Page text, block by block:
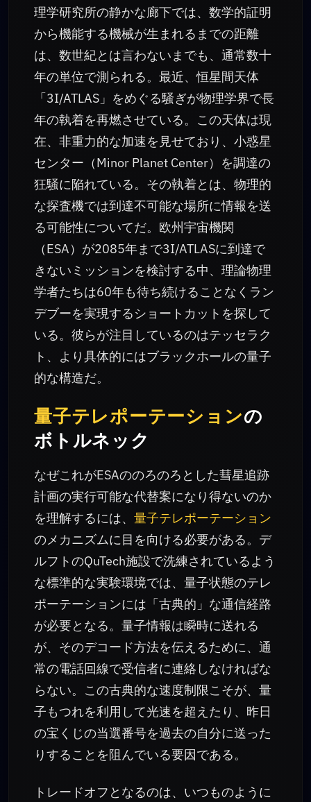
理学研究所の静かな廊下では、数学的証明
から機能する機械が生まれるまでの距離
は、数世紀とは言わないまでも、通常数十
年の単位で測られる。最近、恒星間天体
「3I/ATLAS」をめぐる騒ぎが物理学界で長
年の執着を再燃させている。この天体は現
在、非重力的な加速を見せており、小惑星
センター（Minor Planet Center）を調達の
狂騒に陥れている。その執着とは、物理的
な探査機では到達不可能な場所に情報を送
る可能性についてだ。欧州宇宙機関
（ESA）が2085年まで3I/ATLASに到達で
きないミッションを検討する中、理論物理
学者たちは60年も待ち続けることなくラン
デブーを実現するショートカットを探して
いる。彼らが注目しているのはテッセラク
ト、より具体的にはブラックホールの量子
的な構造だ。
量子テレポーテーションの
ボトルネック
なぜこれがESAののろのろとした彗星追跡
計画の実行可能な代替案になり得ないのか
を理解するには、 量子テレポーテーション
のメカニズムに目を向ける必要がある。デ
ルフトのQuTech施設で洗練されているよう
な標準的な実験環境では、量子状態のテレ
ポーテーションには「古典的」な通信経路
が必要となる。量子情報は瞬時に送れる
が、そのデコード方法を伝えるために、通
常の電話回線で受信者に連絡しなければな
らない。この古典的な速度制限こそが、量
子もつれを利用して光速を超えたり、昨日
の宝くじの当選番号を過去の自分に送った
りすることを阻んでいる要因である。
トレードオフとなるのは、いつものように